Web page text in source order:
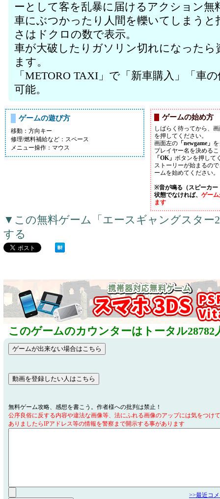
ーとして客を乱暴に届けるアクション無
車にぶつかったり人間を轢いてしまうと
さはドクロの数で表示。
車が大破したりガソリン切れになった
ます。
「METORO TAXI」で「新車購入」「車
可能。
ゲームの遊び方
移動：方向キー
修理/燃料補給など：スペース
メニュー操作：マウス
ゲームの始め方
しばらく待ってから、
を押してください。
画面左の 「newgame」
プレイヤー名を決める
「OK」 ボタンを押して
ストーリーが始まるの
ームを始めてください。
※音が鳴る（スピーカー
状態でなければ、 ゲー
ます
▼この無料ゲーム「エースギャングスター
する
このゲームのカウンターはトータル28782
無料ゲーム攻略、感想を書こう。作者様への批判は禁止！
公序良俗に反する内容や違法な画像等、法にふれる画像のアップには気をつけ
ありましたらIPアドレス等の情報を警察まで開示する事があります
>>最近コ